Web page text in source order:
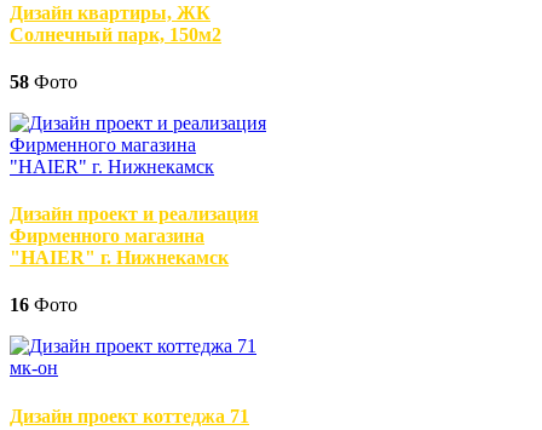
Дизайн квартиры, ЖК
Солнечный парк, 150м2
58 Фото
Дизайн проект и реализация
Фирменного магазина
"HAIER" г. Нижнекамск
16 Фото
Дизайн проект коттеджа 71